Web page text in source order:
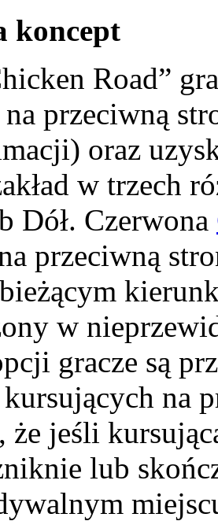
koncept
Road”
przeciwną
oraz
w trzech
Dół. Czerwona
przeciwną
w
gracze są
na
że jeśli
lub